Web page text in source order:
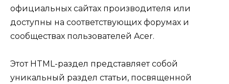
официальных сайтах производителя или
доступны на соответствующих форумах и
сообществах пользователей Acer.
Этот HTML-раздел представляет собой
уникальный раздел статьи, посвященной